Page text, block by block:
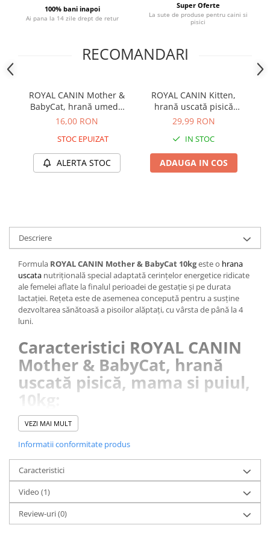
100% bani inapoi
Ai pana la 14 zile drept de retur
Super Oferte
La sute de produse pentru caini si
pisici
RECOMANDARI
ROYAL CANIN Mother &
BabyCat, hrană umedă
pisică, mama si puiul
16,00 RON
STOC EPUIZAT
ALERTA STOC
ROYAL CANIN Kitten,
hrană uscată pisică
junior, 400g
29,99 RON
IN STOC
ADAUGA IN COS
Descriere
Formula ROYAL CANIN Mother & BabyCat 10kgeste o hrana
uscata nutrițională special adaptată cerințelor energetice ridicate
ale femelei aflate la finalul perioadei de gestație și pe durata
lactației. Rețeta este de asemenea concepută pentru a susține
dezvoltarea sănătoasă a pisoilor alăptați, cu vârsta de până la 4
luni.
Caracteristici ROYAL CANIN
Mother & BabyCat, hrană
uscată pisică, mama si puiul,
10kg:
• Acoperă cerințele energetice ridicate ale femelei și ritmul
• Un complex cu acțiune dovedită științific care susține
dezvoltarea sistemului imunitar sănătos
• Acizi grași omega-3 (DHA) pentru a sprijini dezvoltarea
cerebrală
• Prebiotice și proteine cu grad ridicat de digestibilitate pentru a
menține echilibrul sănătos al florei intestinale
VEZI MAI MULT
Informatii conformitate produs
Caracteristici
Video (1)
Review-uri(0)